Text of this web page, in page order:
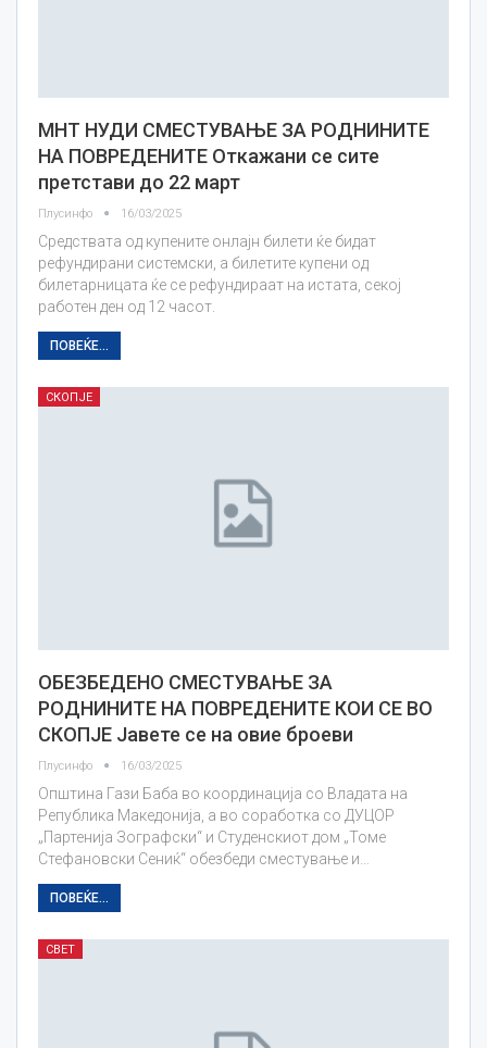
МНТ НУДИ СМЕСТУВАЊЕ ЗА РОДНИНИТЕ
НА ПОВРЕДЕНИТЕ Откажани се сите
претстави до 22 март
Плусинфо 16/03/2025
Средствата од купените онлајн билети ќе бидат
рефундирани системски, а билетите купени од
билетарницата ќе се рефундираат на истата, секој
работен ден од 12 часот.
ПОВЕЌЕ...
СКОПЈЕ
ОБЕЗБЕДЕНО СМЕСТУВАЊЕ ЗА
РОДНИНИТЕ НА ПОВРЕДЕНИТЕ КОИ СЕ ВО
СКОПЈЕ Јавете се на овие броеви
Плусинфо 16/03/2025
Општина Гази Баба во координација со Владата на
Република Македонија, а во соработка со ДУЦОР
„Партенија Зографски“ и Студенскиот дом „Томе
Стефановски Сениќ“ обезбеди сместување и…
ПОВЕЌЕ...
СВЕТ